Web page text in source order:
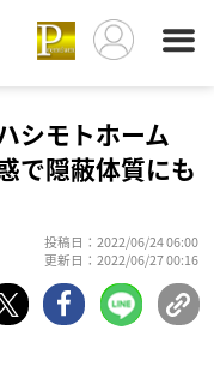
シモトホーム
で隠蔽体質にも
投稿日：2022/06/24 06:00
更新日：2022/06/27 00:16